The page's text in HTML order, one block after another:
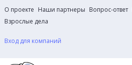
О проекте Наши партнеры Вопрос-ответ
Взрослые дела
Вход для компаний